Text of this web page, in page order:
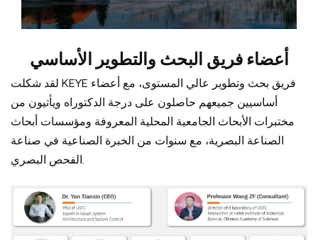
أعضاء فريق البحث والتطوير الأساسي
لقد شكلت KEYE فريق بحث وتطوير عالي المستوى، مع أعضاء
أساسيين جميعهم حاصلون على درجة الدكتوراه ويأتيون من
مختبرات الأبحاث الجامعية المحلية المعروفة ومؤسسات أبحاث
الصناعة البصرية، مع سنوات من الخبرة الصناعية في صناعة
الفحص البصري.